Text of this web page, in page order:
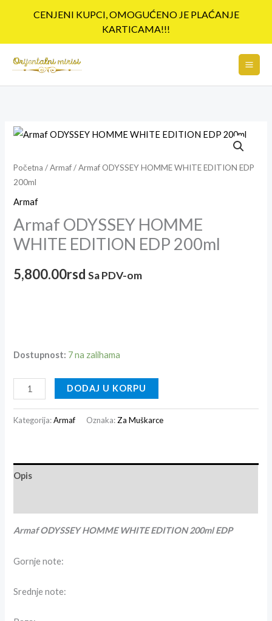
CENJENI KUPCI, OMOGUĆENO JE PLAĆANJE
KARTICAMA!!!
Početna /Armaf/ Armaf ODYSSEY HOMME WHITE EDITION EDP
200ml
Armaf
Armaf ODYSSEY HOMME
WHITE EDITION EDP 200ml
5,800.00rsd Sa PDV-om
Dostupnost: 7 na zalihama
Armaf
HOMME
WHITE
EDITION
200ml
količina
DODAJ U KORPU
Kategorija:Armaf Oznaka:Za Muškarce
Opis
Armaf ODYSSEY HOMME WHITE EDITION 200ml EDP
Gornje note:
Srednje note: